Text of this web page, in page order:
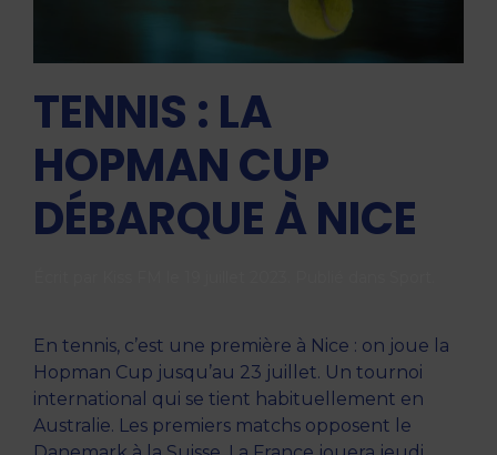
TENNIS : LA
HOPMAN CUP
DÉBARQUE À NICE
En tennis, c’est une première à Nice : on joue la
Hopman Cup jusqu’au 23 juillet. Un tournoi
international qui se tient habituellement en
Australie. Les premiers matchs opposent le